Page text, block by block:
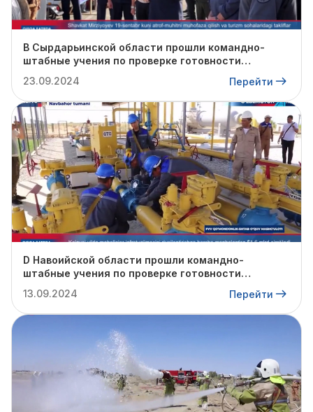
В Сырдарьинской области прошли командно-
штабные учения по проверке готовности
отопительному сезону.
23.09.2024 Перейти
D Навоийской области прошли командно-
штабные учения по проверке готовности
отопительному сезону.
13.09.2024 Перейти